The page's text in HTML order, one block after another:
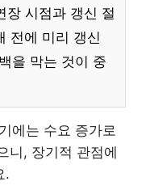
장 시점과 갱신 절
전에 미리 갱신
을 막는 것이 중
에는 수요 증가로
니, 장기적 관점에
.